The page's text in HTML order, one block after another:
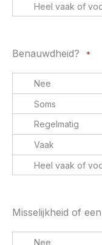
Benauwdheid? *
Misselijkheid of